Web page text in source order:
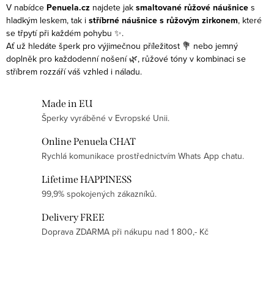
V nabídce Penuela.cz najdete jak smaltované růžové náušnice s
hladkým leskem, tak i stříbrné náušnice s růžovým zirkonem, které
se třpytí při každém pohybu ✨.
Ať už hledáte šperk pro výjimečnou příležitost 💐 nebo jemný
doplněk pro každodenní nošení 🌿, růžové tóny v kombinaci se
stříbrem rozzáří váš vzhled i náladu.
Made in EU
Šperky vyráběné v Evropské Unii.
Online Penuela CHAT
Rychlá komunikace prostřednictvím Whats App chatu.
Lifetime HAPPINESS
99,9% spokojených zákazníků.
Delivery FREE
Doprava ZDARMA při nákupu nad 1 800,- Kč